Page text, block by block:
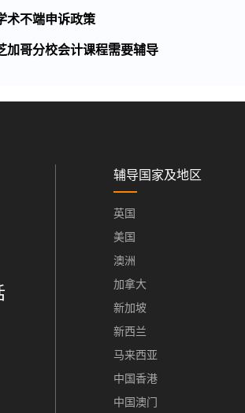
术不端申诉政策
加哥分校会计课程需要辅导
辅导国家及地区
英国
美国
澳洲
加拿大
新加坡
新西兰
马来西亚
中国香港
中国澳门